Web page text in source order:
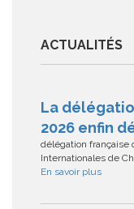
ACTUALITÉS
La
2026 enfin
délégation française
Internationales de
En savoir plus